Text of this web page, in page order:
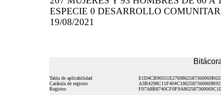
ESPECIE 0 DESARROLLO
19/08/2021
Tabla de aplicabilidad
Carátula de registro
Registro